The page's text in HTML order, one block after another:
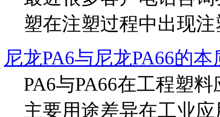
塑在注塑过程中出现注
尼龙PA6与尼龙PA66的
PA6与PA66在工程塑
主要用途差异在工业